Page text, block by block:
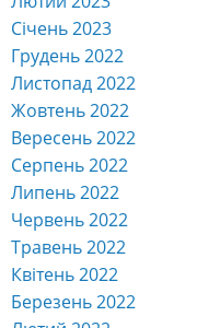
Січень 2024
Грудень 2023
Листопад 2023
Жовтень 2023
Вересень 2023
Серпень 2023
Липень 2023
Червень 2023
Травень 2023
Квітень 2023
Березень 2023
Лютий 2023